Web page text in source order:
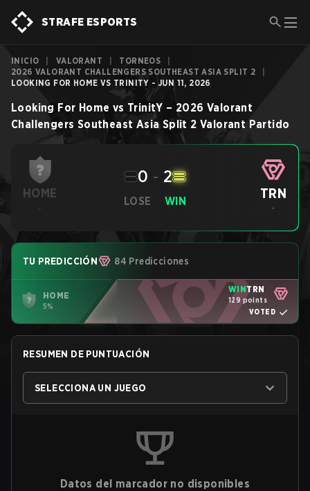
STRAFE ESPORTS
INICIO VALORANT TORNEOS
2026 VALORANT CHALLENGERS SOUTHEAST ASIA SPLIT 2
LOOKING FOR HOME VS TRINITY - JUN 11, 2026
Looking For Home vs TrinitY – 2026 Valorant
Challengers Southeast Asia Split 2 Valorant Partido
HOME
-
LOSE
0 - 2
WIN TRN
-
TU PREDICCIÓN 84 Predicciones
HOME
5%
WINTRN
129 points
VOTED
RESUMEN DE PUNTUACIÓN
SELECCIONA UN JUEGO
Datos del marcador no disponibles